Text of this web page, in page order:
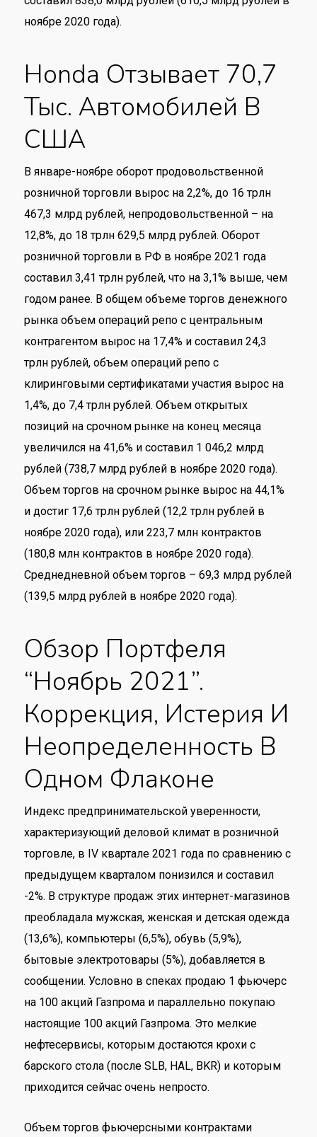
ноябре 2020 года).
Honda Отзывает 70,7
Тыс. Автомобилей В
США
В январе-ноябре оборот продовольственной
розничной торговли вырос на 2,2%, до 16 трлн
467,3 млрд рублей, непродовольственной – на
12,8%, до 18 трлн 629,5 млрд рублей. Оборот
розничной торговли в РФ в ноябре 2021 года
составил 3,41 трлн рублей, что на 3,1% выше, чем
годом ранее. В общем объеме торгов денежного
рынка объем операций репо с центральным
контрагентом вырос на 17,4% и составил 24,3
трлн рублей, объем операций репо с
клиринговыми сертификатами участия вырос на
1,4%, до 7,4 трлн рублей. Объем открытых
позиций на срочном рынке на конец месяца
увеличился на 41,6% и составил 1 046,2 млрд
рублей (738,7 млрд рублей в ноябре 2020 года).
Объем торгов на срочном рынке вырос на 44,1%
и достиг 17,6 трлн рублей (12,2 трлн рублей в
ноябре 2020 года), или 223,7 млн контрактов
(180,8 млн контрактов в ноябре 2020 года).
Среднедневной объем торгов – 69,3 млрд рублей
(139,5 млрд рублей в ноябре 2020 года).
Обзор Портфеля
“Ноябрь 2021”.
Коррекция, Истерия И
Неопределенность В
Одном Флаконе
Индекс предпринимательской уверенности,
характеризующий деловой климат в розничной
торговле, в IV квартале 2021 года по сравнению с
предыдущем кварталом понизился и составил
-2%. В структуре продаж этих интернет-магазинов
преобладала мужская, женская и детская одежда
(13,6%), компьютеры (6,5%), обувь (5,9%),
бытовые электротовары (5%), добавляется в
сообщении. Условно в спеках продаю 1 фьючерс
на 100 акций Газпрома и параллельно покупаю
настоящие 100 акций Газпрома. Это мелкие
нефтесервисы, которым достаются крохи с
барского стола (после SLB, HAL, BKR) и которым
приходится сейчас очень непросто.
Объем торгов фьючерсными контрактами